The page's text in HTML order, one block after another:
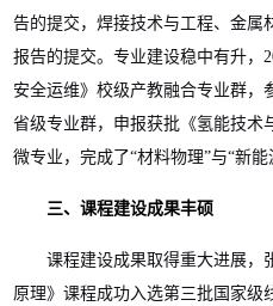
告的提交，焊接技术与工程、金属
报告的提交。专业建设稳中有升，
安全运维》校级产教融合专业群，
省级专业群，申报获批《氢能技术
微专业，完成了“材料物理”与“新能
三、课程建设成果丰硕
课程建设成果取得重大进展，
原理》课程成功入选第三批国家级